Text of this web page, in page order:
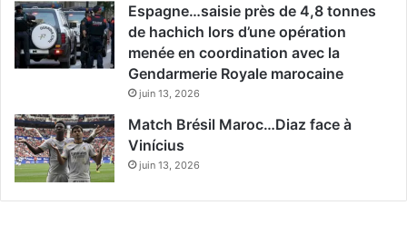
Espagne…saisie près de 4,8 tonnes
de hachich lors d’une opération
menée en coordination avec la
Gendarmerie Royale marocaine
juin 13, 2026
Match Brésil Maroc…Diaz face à
Vinícius
juin 13, 2026